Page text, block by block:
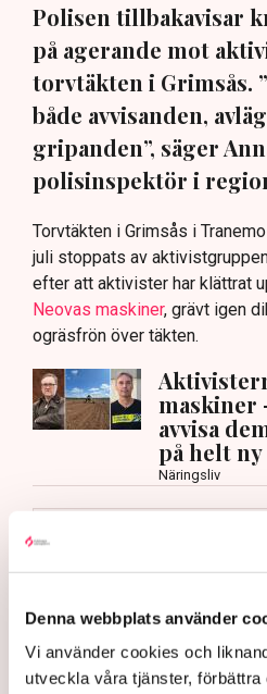
Denna webbplats använder
Vi använder cookies och
utveckla våra tjänster,
Polisen tillbakavisar
på agerande mot
torvtäkten i Grimsås.
både avvisanden,
gripanden”, säger
polisinspektör i
Torvtäkten i Grimsås i
juli stoppats av
efter att aktivister har klättrat
Neovas maskiner, grävt igen
ogräsfrön över täkten.
maskiner
avvisa
på helt ny
Näringsliv
Torvtäkten i Grimsås har
Polisen kritiseras för
aktionerna.